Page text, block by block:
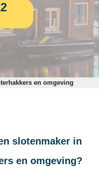
en omgeving
slotenmaker in
en omgeving?